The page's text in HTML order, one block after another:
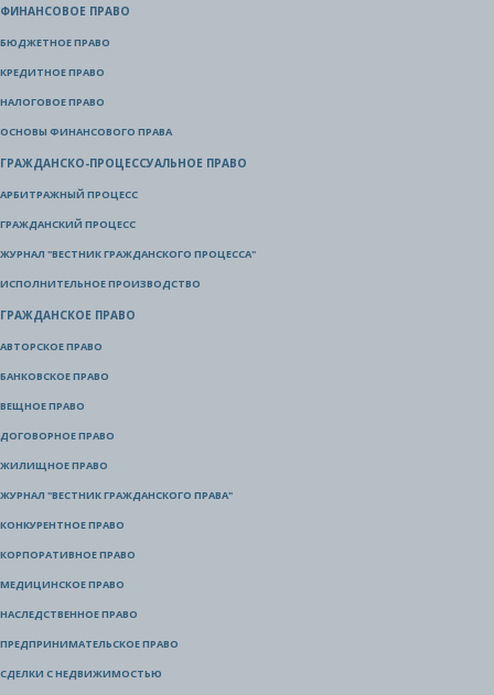
ФИНАНСОВОЕ ПРАВО
БЮДЖЕТНОЕ ПРАВО
КРЕДИТНОЕ ПРАВО
НАЛОГОВОЕ ПРАВО
ОСНОВЫ ФИНАНСОВОГО ПРАВА
ГРАЖДАНСКО-ПРОЦЕССУАЛЬНОЕ ПРАВО
АРБИТРАЖНЫЙ ПРОЦЕСС
ГРАЖДАНСКИЙ ПРОЦЕСС
ЖУРНАЛ "ВЕСТНИК ГРАЖДАНСКОГО ПРОЦЕССА"
ИСПОЛНИТЕЛЬНОЕ ПРОИЗВОДСТВО
ГРАЖДАНСКОЕ ПРАВО
АВТОРСКОЕ ПРАВО
БАНКОВСКОЕ ПРАВО
ВЕЩНОЕ ПРАВО
ДОГОВОРНОЕ ПРАВО
ЖИЛИЩНОЕ ПРАВО
ЖУРНАЛ "ВЕСТНИК ГРАЖДАНСКОГО ПРАВА"
КОНКУРЕНТНОЕ ПРАВО
КОРПОРАТИВНОЕ ПРАВО
МЕДИЦИНСКОЕ ПРАВО
НАСЛЕДСТВЕННОЕ ПРАВО
ПРЕДПРИНИМАТЕЛЬСКОЕ ПРАВО
СДЕЛКИ С НЕДВИЖИМОСТЬЮ